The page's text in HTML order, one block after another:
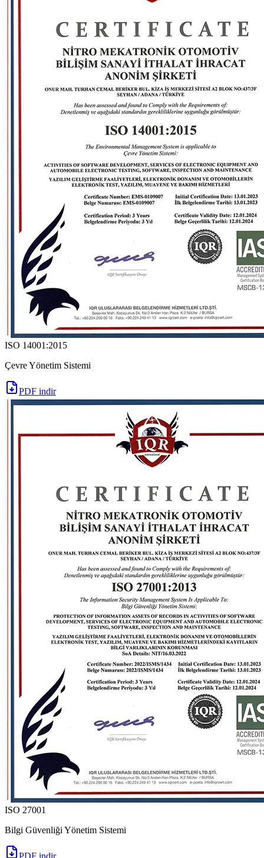
ISO 14001:2015
Çevre Yönetim Sistemi
PDF indir
ISO 27001
Bilgi Güvenliği Yönetim Sistemi
PDF indir